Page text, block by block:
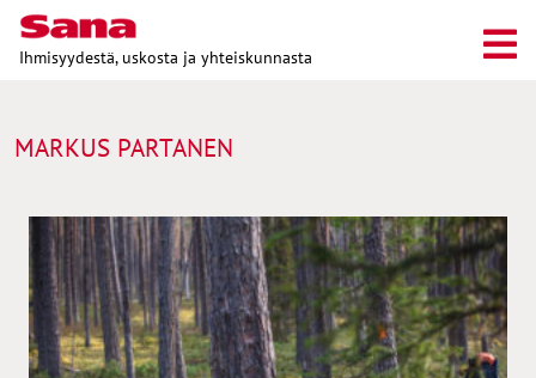
Ihmisyydestä, uskosta ja yhteiskunnasta
MARKUS PARTANEN